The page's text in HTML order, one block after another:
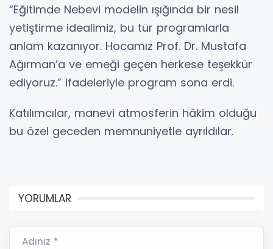
“Eğitimde Nebevi modelin ışığında bir nesil
yetiştirme idealimiz, bu tür programlarla
anlam kazanıyor. Hocamız Prof. Dr. Mustafa
Ağırman’a ve emeği geçen herkese teşekkür
ediyoruz.” ifadeleriyle program sona erdi.
Katılımcılar, manevi atmosferin hâkim olduğu
bu özel geceden memnuniyetle ayrıldılar.
YORUMLAR
Adınız *